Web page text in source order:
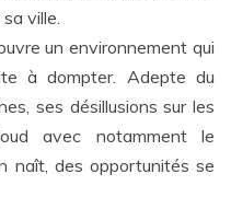
ville.
un environnement qui
à dompter. Adepte du
ses désillusions sur les
avec notamment le
naît, des opportunités se